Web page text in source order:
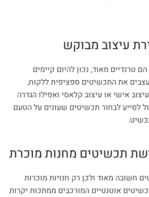
הם טרנדיים מאוד, נכון להיום קיימים
את התכשיטים ספציפית ללקוח,
אישי או עיצוב קלאסי ואפילו הגדרה
לסייע לבחור תכשיטים שעונים על הטעם
חשובה מאוד ולכן רק חנויות מוכרות
אוטנטיים המורכבים ממתכות יקרות